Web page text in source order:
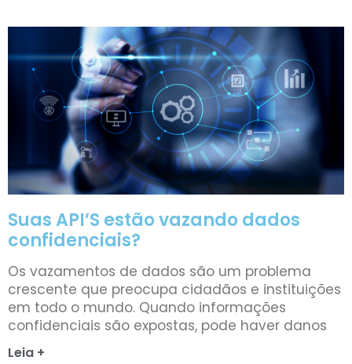
Suas API’S estão vazando dados
confidenciais?
Os vazamentos de dados são um problema
crescente que preocupa cidadãos e instituições
em todo o mundo. Quando informações
confidenciais são expostas, pode haver danos
Leia +